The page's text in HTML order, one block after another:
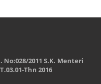
2011 S.K. Menteri
Thn 2016